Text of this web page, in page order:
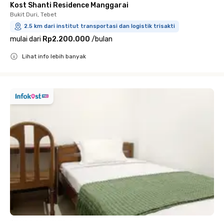
Kost Shanti Residence Manggarai
Bukit Duri, Tebet
2.5 km dari institut transportasi dan logistik trisakti
mulai dari Rp2.200.000 /bulan
Lihat info lebih banyak